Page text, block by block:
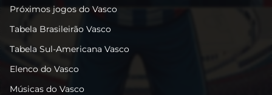
Próximos jogos do Vasco
Tabela Brasileirão Vasco
Tabela Sul-Americana Vasco
Elenco do Vasco
Músicas do Vasco